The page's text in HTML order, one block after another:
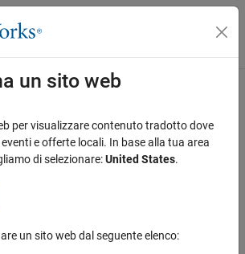
menu di navigazione
un sito web
per visualizzare contenuto tradotto dove
e offerte locali. In base alla tua area
di selezionare:United States.
un sito web dal seguente elenco: